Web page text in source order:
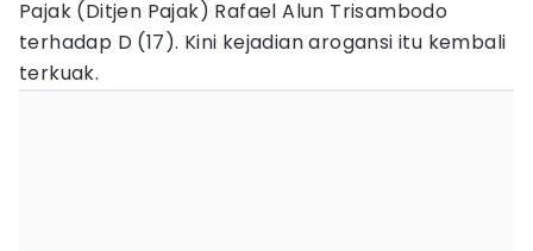
Pajak (Ditjen Pajak) Rafael Alun Trisambodo
terhadap D (17). Kini kejadian arogansi itu kembali
terkuak.